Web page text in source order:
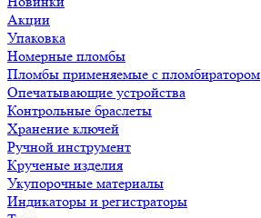
Акции
Упаковка
Номерные пломбы
Пломбы применяемые с пломбиратором
Опечатывающие устройства
Контрольные браслеты
Хранение ключей
Ручной инструмент
Крученые изделия
Укупорочные материалы
Индикаторы и регистраторы